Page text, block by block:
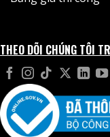
THEO DÕI CHÚNG TÔI